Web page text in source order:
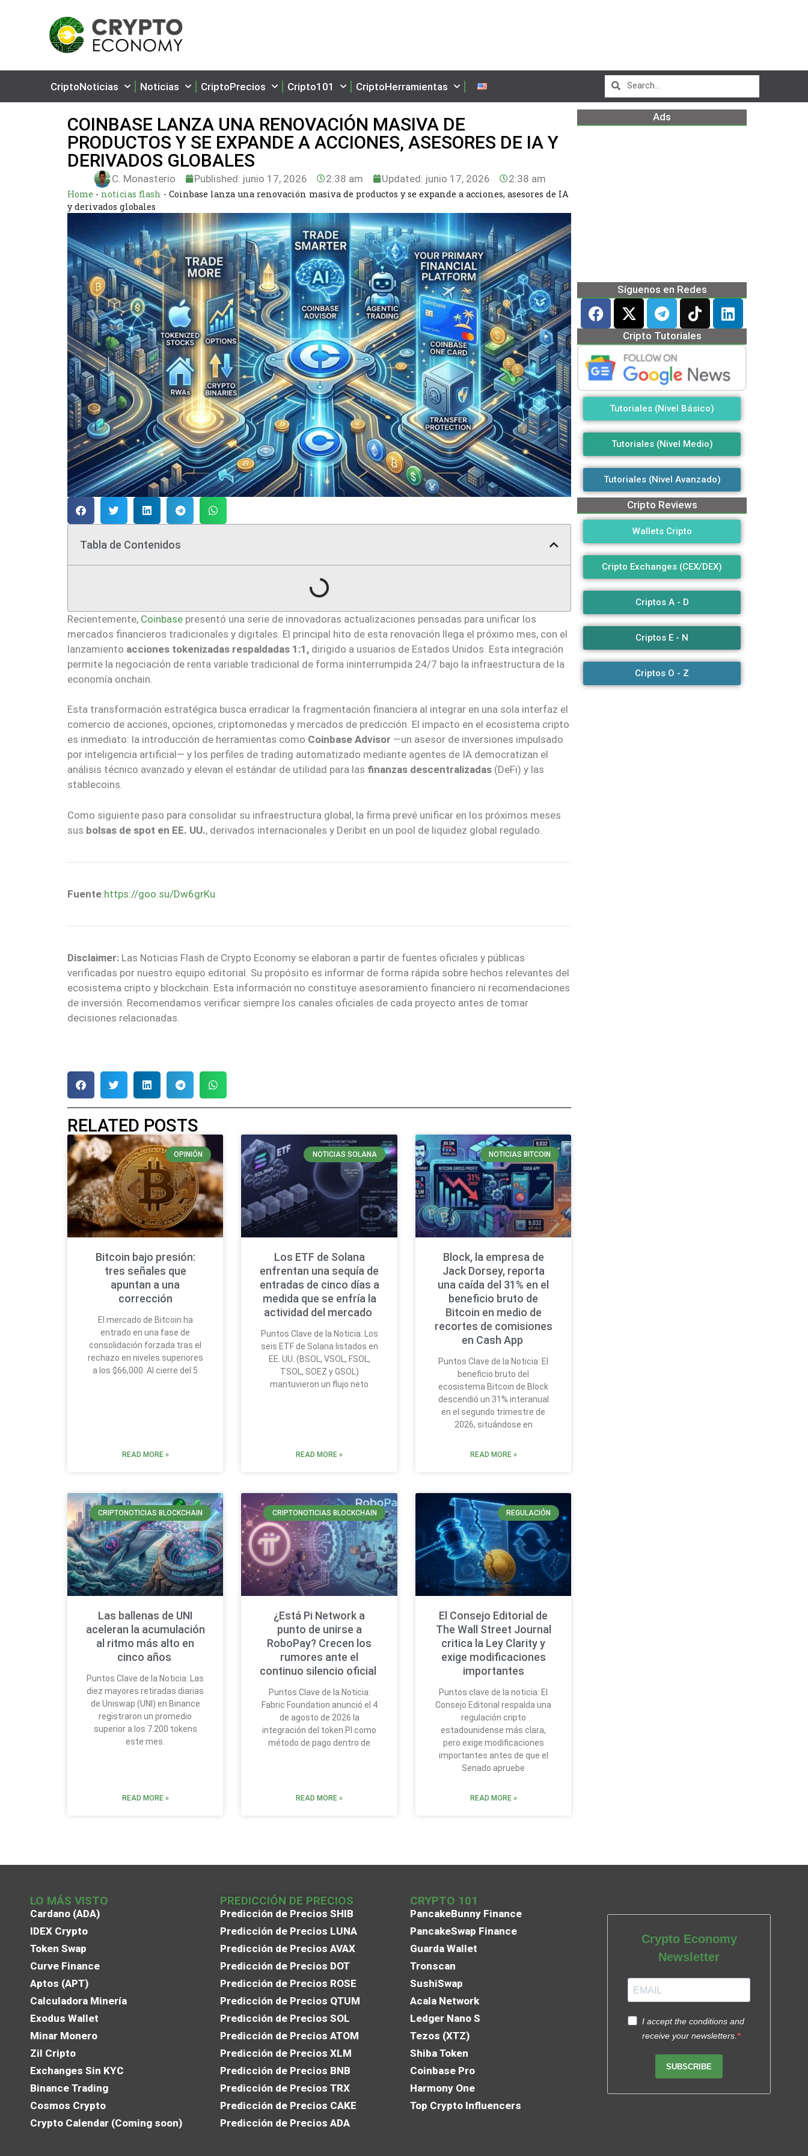
CriptoNoticias Noticias CriptoPrecios Cripto101 CriptoHerramientas
COINBASE LANZA UNA RENOVACIÓN MASIVA DE
PRODUCTOS Y SE EXPANDE A ACCIONES, ASESORES DE IA Y
DERIVADOS GLOBALES
C. Monasterio Published: junio 17, 2026 2:38 am Updated: junio 17, 2026 2:38 am
Home - noticias flash - Coinbase lanza una renovación masiva de productos y se expande a acciones, asesores de IA
y derivados globales
Tabla de Contenidos
Recientemente, Coinbase presentó una serie de innovadoras actualizaciones pensadas para unificar los
mercados financieros tradicionales y digitales. El principal hito de esta renovación llega el próximo mes, con el
lanzamiento acciones tokenizadas respaldadas 1:1, dirigido a usuarios de Estados Unidos. Esta integración
permite la negociación de renta variable tradicional de forma ininterrumpida 24/7 bajo la infraestructura de la
economía onchain.
Esta transformación estratégica busca erradicar la fragmentación financiera al integrar en una sola interfaz el
comercio de acciones, opciones, criptomonedas y mercados de predicción. El impacto en el ecosistema cripto
es inmediato: la introducción de herramientas como Coinbase Advisor —un asesor de inversiones impulsado
por inteligencia artificial— y los perfiles de trading automatizado mediante agentes de IA democratizan el
análisis técnico avanzado y elevan el estándar de utilidad para las finanzas descentralizadas (DeFi) y las
stablecoins.
Como siguiente paso para consolidar su infraestructura global, la firma prevé unificar en los próximos meses
sus bolsas de spot en EE. UU., derivados internacionales y Deribit en un pool de liquidez global regulado.
Fuente:https://goo.su/Dw6grKu
Disclaimer: Las Noticias Flash de Crypto Economy se elaboran a partir de fuentes oficiales y públicas
verificadas por nuestro equipo editorial. Su propósito es informar de forma rápida sobre hechos relevantes del
ecosistema cripto y blockchain. Esta información no constituye asesoramiento financiero ni recomendaciones
de inversión. Recomendamos verificar siempre los canales oficiales de cada proyecto antes de tomar
decisiones relacionadas.
RELATED POSTS
OPINIÓN
Bitcoin bajo presión:
tres señales que
apuntan a una
corrección
El mercado de Bitcoin ha
entrado en una fase de
consolidación forzada tras el
rechazo en niveles superiores
a los $66,000. Al cierre del 5
READ MORE »
NOTICIAS SOLANA
Los ETF de Solana
enfrentan una sequía de
entradas de cinco días a
medida que se enfría la
actividad del mercado
Puntos Clave de la Noticia: Los
seis ETF de Solana listados en
EE. UU. (BSOL, VSOL, FSOL,
TSOL, SOEZ y GSOL)
mantuvieron un flujo neto
READ MORE »
NOTICIAS BITCOIN
Block, la empresa de
Jack Dorsey, reporta
una caída del 31% en el
beneficio bruto de
Bitcoin en medio de
recortes de comisiones
en Cash App
Puntos Clave de la Noticia: El
beneficio bruto del
ecosistema Bitcoin de Block
descendió un 31% interanual
en el segundo trimestre de
2026, situándose en
READ MORE »
CRIPTONOTICIAS BLOCKCHAIN
Las ballenas de UNI
aceleran la acumulación
al ritmo más alto en
cinco años
Puntos Clave de la Noticia: Las
diez mayores retiradas diarias
de Uniswap (UNI) en Binance
registraron un promedio
superior a los 7.200 tokens
este mes.
READ MORE »
CRIPTONOTICIAS BLOCKCHAIN
¿Está Pi Network a
punto de unirse a
RoboPay? Crecen los
rumores ante el
continuo silencio oficial
Puntos Clave de la Noticia:
Fabric Foundation anunció el 4
de agosto de 2026 la
integración del token PI como
método de pago dentro de
READ MORE »
REGULACIÓN
El Consejo Editorial de
The Wall Street Journal
critica la Ley Clarity y
exige modificaciones
importantes
Puntos clave de la noticia: El
Consejo Editorial respalda una
regulación cripto
estadounidense más clara,
pero exige modificaciones
importantes antes de que el
Senado apruebe
READ MORE »
Ads
Síguenos en Redes
Cripto Tutoriales
Tutoriales (Nivel Básico)
Tutoriales (Nivel Medio)
Tutoriales (Nivel Avanzado)
Cripto Reviews
Wallets Cripto
Cripto Exchanges (CEX/DEX)
Criptos A - D
Criptos E - N
Criptos O - Z
LO MÁS VISTO
Cardano (ADA)
IDEX Crypto
Token Swap
Curve Finance
Aptos (APT)
Calculadora Minería
Exodus Wallet
Minar Monero
Zil Cripto
Exchanges Sin KYC
Binance Trading
Cosmos Crypto
Crypto Calendar (Coming soon)
PREDICCIÓN DE PRECIOS
Predicción de Precios SHIB
Predicción de Precios LUNA
Predicción de Precios AVAX
Predicción de Precios DOT
Predicción de Precios ROSE
Predicción de Precios QTUM
Predicción de Precios SOL
Predicción de Precios ATOM
Predicción de Precios XLM
Predicción de Precios BNB
Predicción de Precios TRX
Predicción de Precios CAKE
Predicción de Precios ADA
CRYPTO 101
PancakeBunny Finance
PancakeSwap Finance
Guarda Wallet
Tronscan
SushiSwap
Acala Network
Ledger Nano S
Tezos (XTZ)
Shiba Token
Coinbase Pro
Harmony One
Top Crypto Influencers
Crypto Economy
Newsletter
I accept the conditions and
receive your newsletters.
SUBSCRIBE